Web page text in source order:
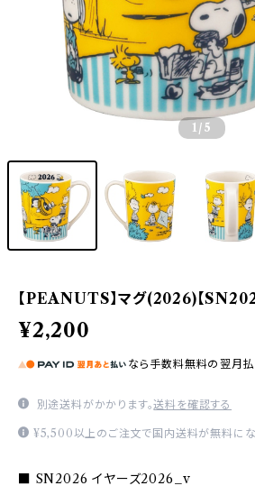
1 /5
【PEANUTS】マグ(2026)【
¥2,200
なら 手数料無料の 翌月
別途送料がかかります。送料を確認する
¥5,500以上のご注文で国内送料が無料にな
■ SN2026 イヤーズ2026_v